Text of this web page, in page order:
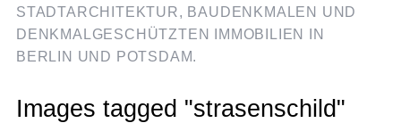
STADTARCHITEKTUR, BAUDENKMALEN UND
DENKMALGESCHÜTZTEN IMMOBILIEN IN
BERLIN UND POTSDAM.
Images tagged "strasenschild"